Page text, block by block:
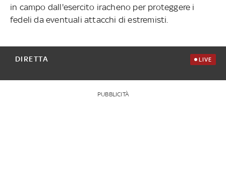
in campo dall'esercito iracheno per proteggere i
fedeli da eventuali attacchi di estremisti.
DIRETTA LIVE
PUBBLICITÀ